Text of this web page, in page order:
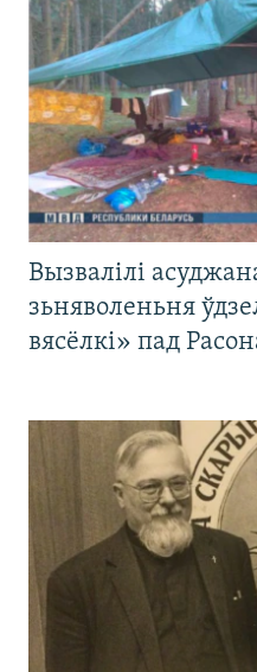
Вызвалілі
зьняволеньня
вясёлкі» пад